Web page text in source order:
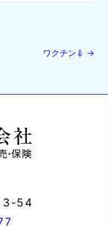
ワクチン💉 →
3-54